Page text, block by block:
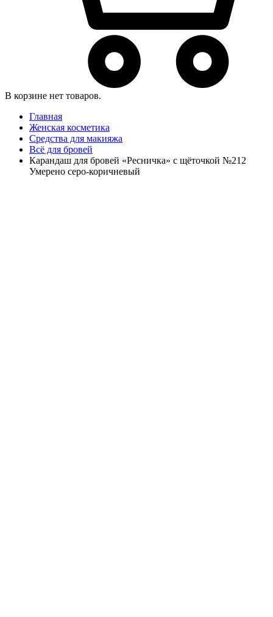
В корзине нет товаров.
Главная
Женская косметика
Средства для макияжа
Всё для бровей
Карандаш для бровей «Ресничка» с щёточкой №212
Умерено серо-коричневый